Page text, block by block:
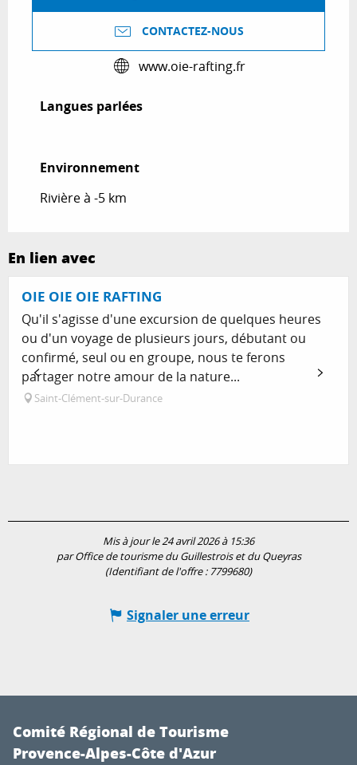
CONTACTEZ-NOUS
www.oie-rafting.fr
Langues parlées
Langues parlées
Environnement
Environnement
Rivière à -5 km
En lien avec
OIE OIE OIE RAFTING
Qu'il s'agisse d'une excursion de quelques heures
ou d'un voyage de plusieurs jours, débutant ou
confirmé, seul ou en groupe, nous te ferons
partager notre amour de la nature...
Saint-Clément-sur-Durance
Mis à jour le 24 avril 2026 à 15:36
par Office de tourisme du Guillestrois et du Queyras
(Identifiant de l'offre : 7799680)
Signaler une erreur
Comité Régional de Tourisme
Provence-Alpes-Côte d'Azur